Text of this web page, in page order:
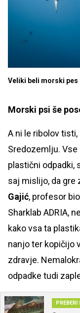
Veliki beli morski pes
Morski psi še
A ni le ribolov
Sredozemlju.
plastični odpadki,
saj mislijo, da gre
Gajić, profesor
Sharklab ADRIA,
kako vsa ta
nanjo ter kopičijo
zdravje.
odpadke tudi
PREBERI